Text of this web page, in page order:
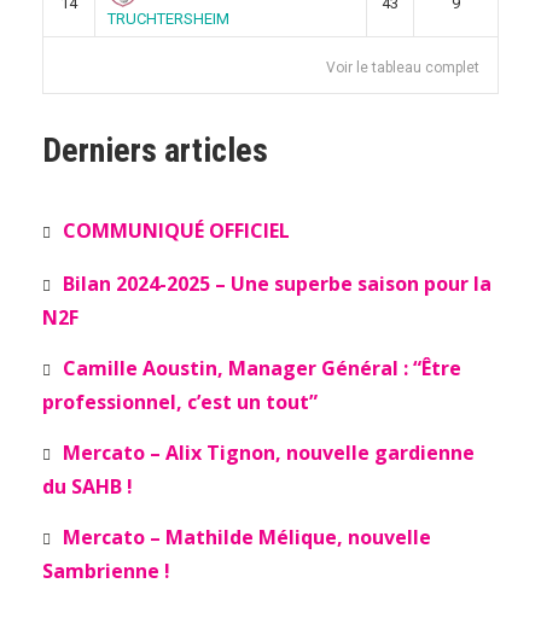
TRUCHTERSHEIM
Voir le tableau complet
Derniers articles
COMMUNIQUÉ OFFICIEL
Bilan 2024-2025 – Une superbe saison pour la
N2F
Camille Aoustin, Manager Général : “Être
professionnel, c’est un tout”
Mercato – Alix Tignon, nouvelle gardienne
du SAHB !
Mercato – Mathilde Mélique, nouvelle
Sambrienne !